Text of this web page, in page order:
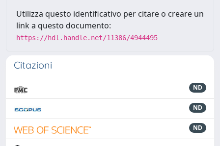
Utilizza questo identificativo per citare o creare un
link a questo documento:
https://hdl.handle.net/11386/4944495
Citazioni
ND
ND
ND